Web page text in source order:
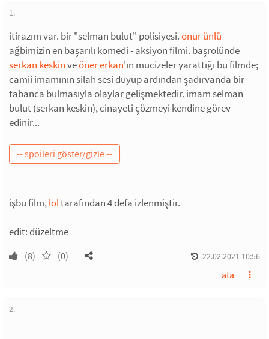
1.
itirazım var. bir "selman bulut" polisiyesi.onur ünlü
ağbimizin en başarılı komedi - aksiyon filmi. başrolünde
serkan keskinveöner erkan'ın mucizeler yarattığı bu filmde;
camii imamının silah sesi duyup ardından şadırvanda bir
tabanca bulmasıyla olaylar gelişmektedir. imam selman
bulut (serkan keskin), cinayeti çözmeyi kendine görev
edinir...
işbu film,loltarafından 4 defa izlenmiştir.
edit: düzeltme
(8) (0) 22.02.2021 10:56
ata
2.